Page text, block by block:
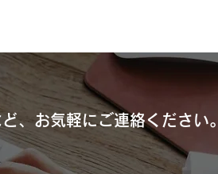
、お気軽にご連絡ください。